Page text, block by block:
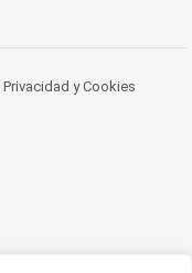
Privacidad y Cookies